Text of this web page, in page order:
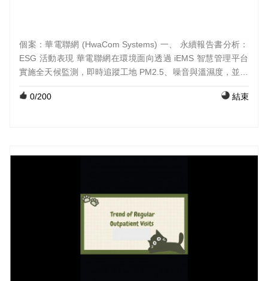
個案：華電聯網 (HwaCom Systems) 一、 永續報告書分析：
ESG 活動表現 華電聯網在環境面向透過 iEMS 智慧管理平台
實施全天候監測，即時追蹤工地 PM2.5、噪音與溫濕度，並透
用 AI 影像辨識技術 自動偵測人員是否穿戴安全帽或誤入危險
企業在技術應用上的永續深度與風險管控能力 。
0/200 結束